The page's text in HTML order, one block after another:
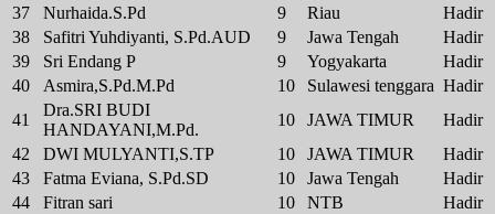
37
Nurhaida.S.Pd 9 Riau
Hadir
38
Safitri Yuhdiyanti, S.Pd.AUD 9 Jawa Tengah
Hadir
39
Sri Endang P 9 Yogyakarta
Hadir
40
Asmira,S.Pd.M.Pd 10 Sulawesi tenggara Hadir
41
Dra.SRI BUDI
HANDAYANI,M.Pd.
10 JAWA TIMUR
Hadir
42
DWI MULYANTI,S.TP 10 JAWA TIMUR
Hadir
43
Fatma Eviana, S.Pd.SD 10 Jawa Tengah
Hadir
44
Fitran sari 10 NTB
Hadir